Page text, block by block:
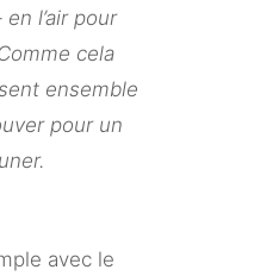
l’air pour
cela
ensemble
pour un
avec le